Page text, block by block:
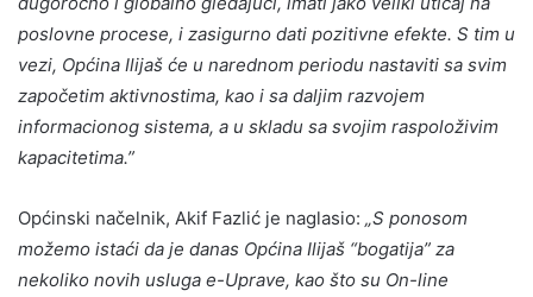
poslovne procese, i zasigurno dati pozitivne efekte. S tim u
vezi, Općina Ilijaš će u narednom periodu nastaviti sa svim
započetim aktivnostima, kao i sa daljim razvojem
informacionog sistema, a u skladu sa svojim raspoloživim
kapacitetima.”
Općinski načelnik, Akif Fazlić je naglasio: „S ponosom
možemo istaći da je danas Općina Ilijaš “bogatija” za
nekoliko novih usluga e-Uprave, kao što su On-line